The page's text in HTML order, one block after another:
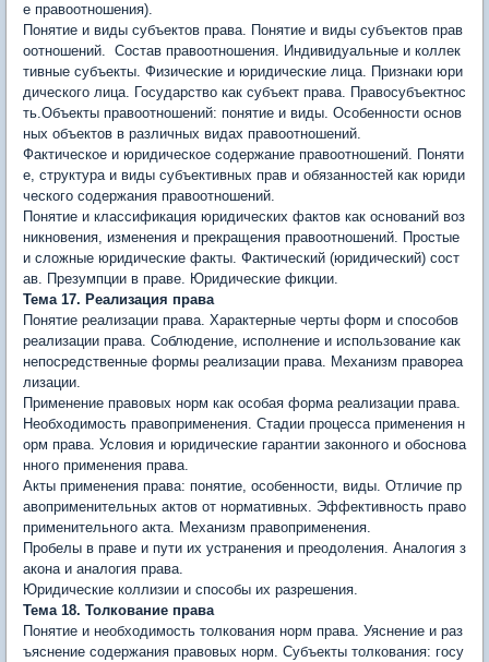
е правоотношения).
Понятие и виды субъектов права. Понятие и виды субъектов прав
оотношений. Состав правоотношения. Инди­видуальные и коллек
тивные субъекты. Физические и юридические лица. Признаки юри
дического лица. Государство как субъект права. Правосубъектнос
ть.Объекты правоотношений: понятие и виды. Особенности основ
ных объектов в различных видах правоотношений.
Фактическое и юридическое содержание правоотношений. По­няти
е, структура и виды субъективных прав и обязанностей как юриди
ческого содержания правоотношений.
Понятие и классификация юридических фактов как оснований воз
никновения, изменения и прекращения правоотношений. Про­стые
и сложные юридические факты. Фактический (юридический) сост
ав. Презумпции в праве. Юридические фикции.
Тема 17. Реализация права
Понятие реализации права. Характерные черты форм и спо­собов
реализации права. Соблюдение, исполнение и использование как
непосредственные формы реализации права. Механизм правореа
лизации.
Применение правовых норм как особая форма реализации пра­ва.
Необходимость правоприменения. Стадии процесса применения н
орм права. Условия и юридические гарантии законного и обоснова
нного применения права.
Акты применения права: понятие, особенности, виды. Отличие пр
авоприменительных актов от нормативных. Эффективность право
применительного акта. Механизм правоприменения.
Пробелы в праве и пути их устранения и преодоления. Ана­логия з
акона и аналогия права.
Юридические коллизии и способы их разрешения.
Тема 18. Толкование права
Понятие и необходимость толкования норм права. Уяснение и раз
ъяснение содержания правовых норм. Субъекты толкования: госу